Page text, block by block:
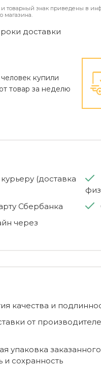
товарный знак приведены в
магазина.
доставки
человек купили
товар за неделю
(доставка
Сбербанка
через
качества и
от
упаковка
и сохранность